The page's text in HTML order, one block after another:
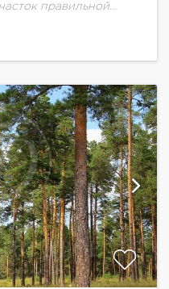
правильной
в хорошей